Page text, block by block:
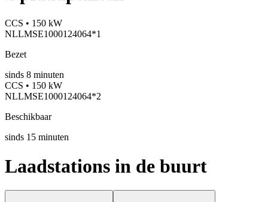
CCS • 150 kW
NLLMSE1000124064*1
Bezet
sinds 8 minuten
CCS • 150 kW
NLLMSE1000124064*2
Beschikbaar
sinds 15 minuten
Laadstations in de buurt